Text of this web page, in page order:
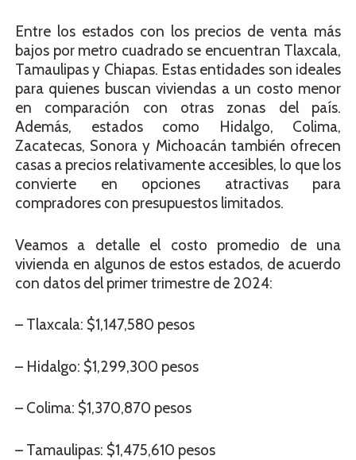
Entre los estados con los precios de venta más
bajos por metro cuadrado se encuentran Tlaxcala,
Tamaulipas y Chiapas. Estas entidades son ideales
para quienes buscan viviendas a un costo menor
en comparación con otras zonas del país.
Además, estados como Hidalgo, Colima,
Zacatecas, Sonora y Michoacán también ofrecen
casas a precios relativamente accesibles, lo que los
convierte en opciones atractivas para
compradores con presupuestos limitados.
Veamos a detalle el costo promedio de una
vivienda en algunos de estos estados, de acuerdo
con datos del primer trimestre de 2024:
– Tlaxcala: $1,147,580 pesos
– Hidalgo: $1,299,300 pesos
– Colima: $1,370,870 pesos
– Tamaulipas: $1,475,610 pesos